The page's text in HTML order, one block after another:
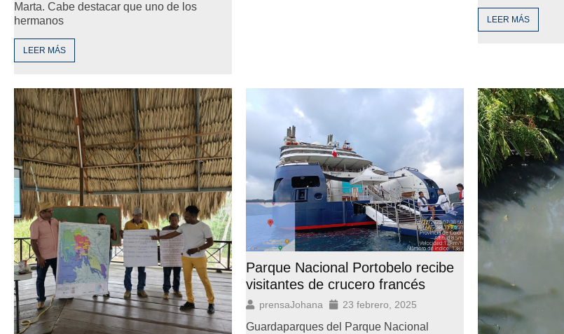
Marta. Cabe destacar que uno de los
hermanos
LEER MÁS
LEER MÁS
Parque Nacional Portobelo recibe
visitantes de crucero francés
prensaJohana 23 febrero, 2025
Guardaparques del Parque Nacional